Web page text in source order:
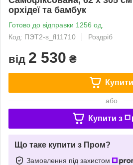
орхідеї та бамбук
Готово до відправки 1256 од.
Код: ПЭТ2-s_fl11710
Роздріб
від 2 530 ₴
Купити
або
Купити з
Що таке купити з Пром?
Замовлення під захистом